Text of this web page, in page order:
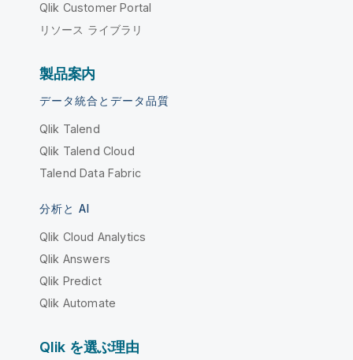
Qlik Customer Portal
リソース ライブラリ
製品案内
データ統合とデータ品質
Qlik Talend
Qlik Talend Cloud
Talend Data Fabric
分析と AI
Qlik Cloud Analytics
Qlik Answers
Qlik Predict
Qlik Automate
Qlik を選ぶ理由